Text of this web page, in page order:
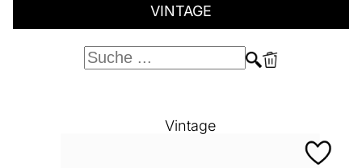
VINTAGE
Vintage